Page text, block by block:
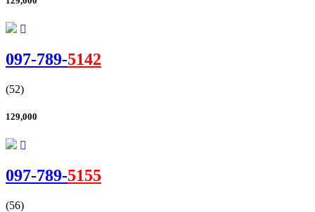
097-789-5142
(52)
129,000
097-789-5155
(56)